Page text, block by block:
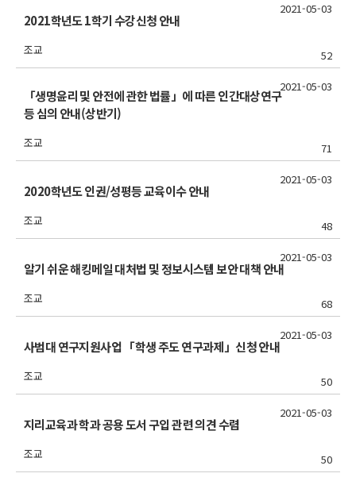
2021학년도 1학기 수강신청 안내
조교 52
2021-05-03
「생명윤리 및 안전에 관한 법률」에 따른 인간대상연구
등 심의 안내(상반기)
조교 71
2021-05-03
2020학년도 인권/성평등 교육이수 안내
조교 48
2021-05-03
알기 쉬운 해킹메일 대처법 및 정보시스템 보안 대책 안내
조교 68
2021-05-03
사범대 연구지원사업 「학생 주도 연구과제」신청 안내
조교 50
2021-05-03
지리교육과 학과 공용 도서 구입 관련 의견 수렴
조교 50
2021-05-03